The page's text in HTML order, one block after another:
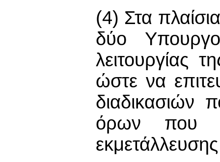
(4) Στα
δύο
λειτουργίας
ώστε να
διαδικασιών
όρων που